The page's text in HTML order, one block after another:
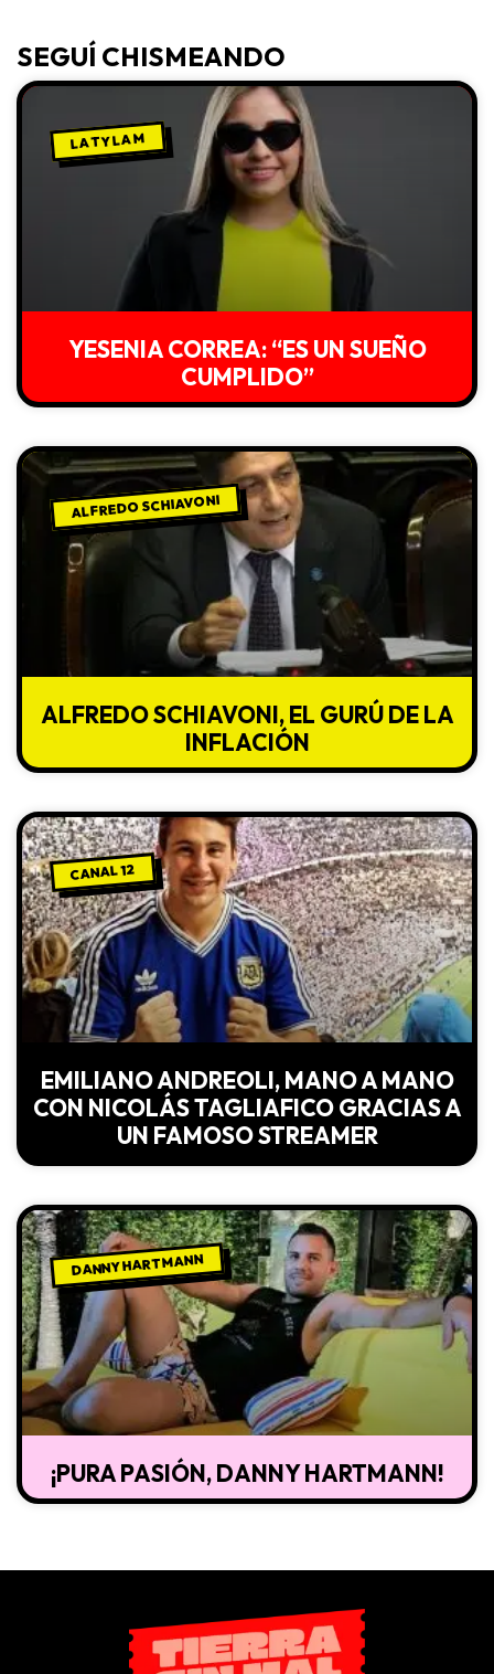
SEGUÍ CHISMEANDO
LA TY LA M
YESENIA CORREA: “ES UN SUEÑO
CUMPLIDO”
ALFREDO SCHIAVONI
ALFREDO SCHIAVONI, EL GURÚ DE LA
INFLACIÓN
CANAL 12
EMILIANO ANDREOLI, MANO A MANO
CON NICOLÁS TAGLIAFICO GRACIAS A
UN FAMOSO STREAMER
DANNY HARTMANN
¡PURA PASIÓN, DANNY HARTMANN!